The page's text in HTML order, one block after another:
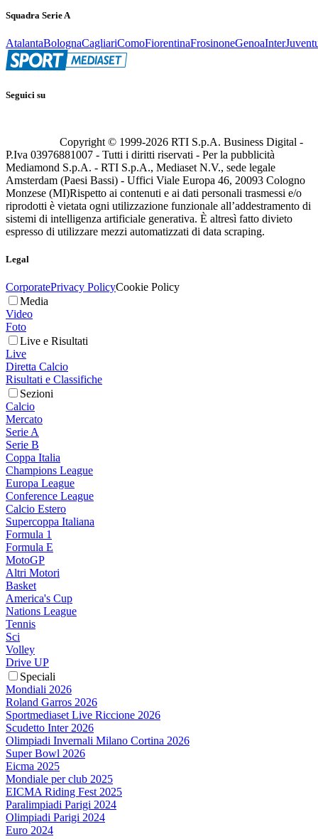
Squadra Serie A
AtalantaBolognaCagliariComoFiorentinaFrosinoneGenoaInter
Seguici su
Copyright © 1999-2026 RTI S.p.A. Business Digital -
P.Iva 03976881007 - Tutti i diritti riservati - Per la pubblicità
Mediamond S.p.A. - RTI S.p.A., Mediaset N.V., sede legale
Amsterdam (Paesi Bassi) - Uffici Viale Europa 46, 20093 Cologno
Monzese (MI)Rispetto ai contenuti e ai dati personali trasmessi e/o
riprodotti è vietata ogni utilizzazione funzionale all’addestramento di
sistemi di intelligenza artificiale generativa. È altresì fatto divieto
espresso di utilizzare mezzi automatizzati di data scraping.
Legal
CorporatePrivacy PolicyCookie Policy
Media
Video
Foto
Live e Risultati
Live
Diretta Calcio
Risultati e Classifiche
Sezioni
Calcio
Mercato
Serie A
Serie B
Coppa Italia
Champions League
Europa League
Conference League
Calcio Estero
Supercoppa Italiana
Formula 1
Formula E
MotoGP
Altri Motori
Basket
America's Cup
Nations League
Tennis
Sci
Volley
Drive UP
Speciali
Mondiali 2026
Roland Garros 2026
Sportmediaset Live Riccione 2026
Scudetto Inter 2026
Olimpiadi Invernali Milano Cortina 2026
Super Bowl 2026
Eicma 2025
Mondiale per club 2025
EICMA Riding Fest 2025
Paralimpiadi Parigi 2024
Olimpiadi Parigi 2024
Euro 2024